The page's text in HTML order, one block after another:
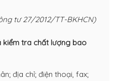
tư 27/2012/TT-BKHCN)
kiểm tra chất lượng bao
địa chỉ; điện thoại, fax;